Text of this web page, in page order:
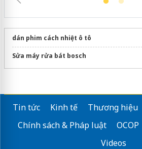
dán phim cách nhiệt ô tô
Sửa máy rửa bát bosch
Tin tức Kinh tế Thương hiệu
Chính sách & Pháp luật
OCOP
Videos